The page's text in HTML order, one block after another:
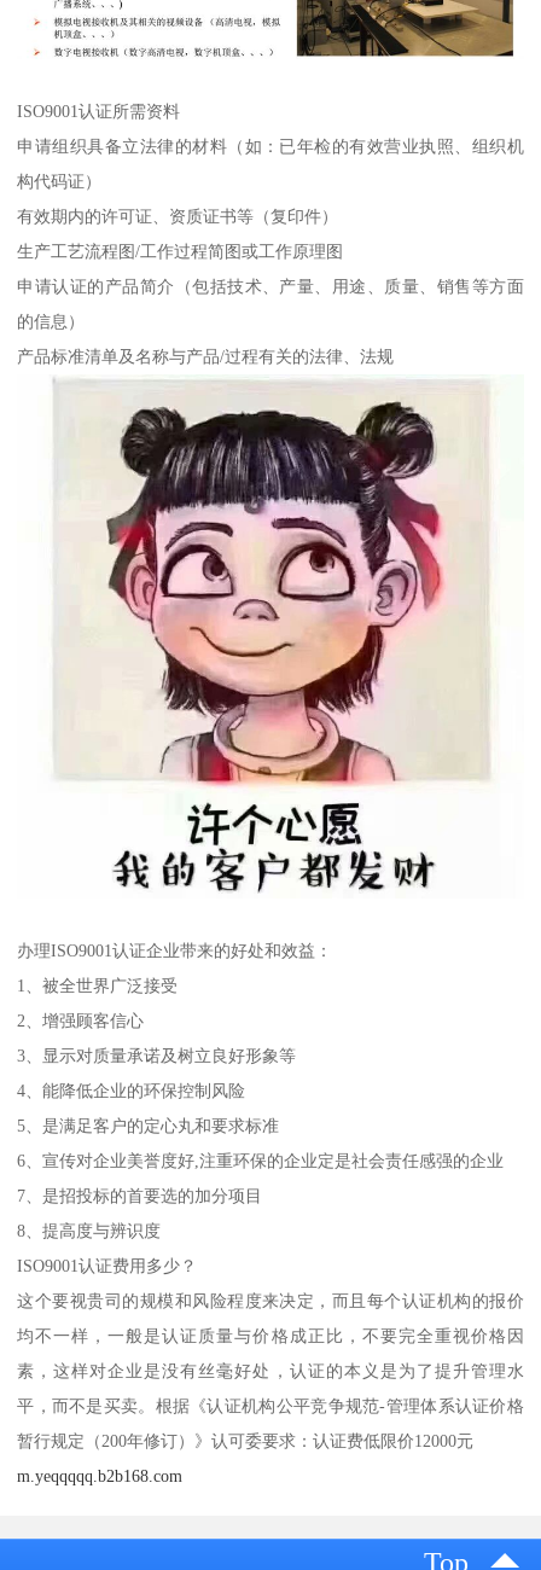
ISO9001认证所需资料
申请组织具备立法律的材料（如：已年检的有效营业执照、组织机
构代码证）
有效期内的许可证、资质证书等（复印件）
生产工艺流程图/工作过程简图或工作原理图
申请认证的产品简介（包括技术、产量、用途、质量、销售等方面
的信息）
产品标准清单及名称与产品/过程有关的法律、法规
办理ISO9001认证企业带来的好处和效益：
1、被全世界广泛接受
2、增强顾客信心
3、显示对质量承诺及树立良好形象等
4、能降低企业的环保控制风险
5、是满足客户的定心丸和要求标准
6、宣传对企业美誉度好,注重环保的企业定是社会责任感强的企业
7、是招投标的首要选的加分项目
8、提高度与辨识度
ISO9001认证费用多少？
这个要视贵司的规模和风险程度来决定，而且每个认证机构的报价
均不一样，一般是认证质量与价格成正比，不要完全重视价格因
素，这样对企业是没有丝毫好处，认证的本义是为了提升管理水
平，而不是买卖。根据《认证机构公平竞争规范-管理体系认证价格
暂行规定（200年修订）》认可委要求：认证费低限价12000元
m.yeqqqqq.b2b168.com
Top